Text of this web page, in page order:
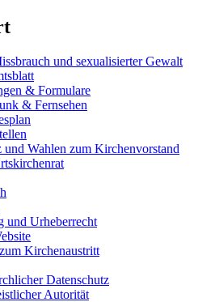
und sexualisierter Gewalt
& Formulare
& Fernsehen
und Wahlen zum Kirchenvorstand
und Urheberrecht
Kirchenaustritt
Datenschutz
Autorität